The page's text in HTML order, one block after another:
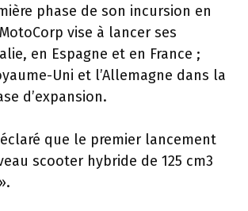
phase de son incursion en
vise à lancer ses
en Espagne et en France ;
Uni et l’Allemagne dans la
d’expansion.
que le premier lancement
scooter hybride de 125 cm3